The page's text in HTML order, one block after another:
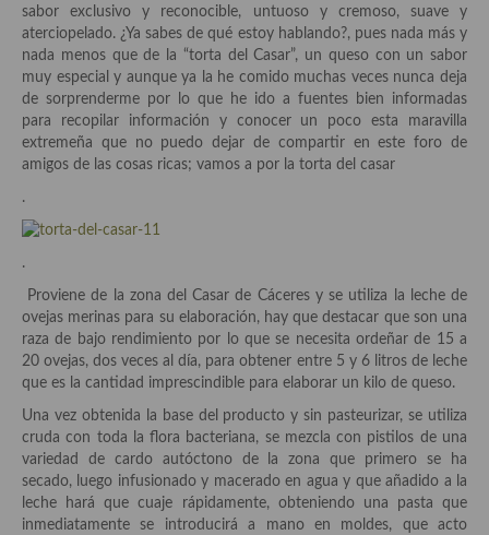
Historia de la gastronomía, platos celebres, cocineros, críticos,
historias culinarias y otras cosas
Origen y evolución de la comida
Protocolo y buenas maneras.
Ocio – restaurantes, bares, tabernas
Las opiniones de la «Cocinera»
Prensa
Recetas
Acompañamientos
Airfryer recetas
Aderezos, salsas, vinagretas, especias, hierbas aromáticas o
sabor exclusivo y reconocible, untuoso y cremoso, suave y
aterciopelado. ¿Ya sabes de qué estoy hablando?, pues nada más y
nada menos que de la “torta del Casar”, un queso con un sabor
muy especial y aunque ya la he comido muchas veces nunca deja
de sorprenderme por lo que he ido a fuentes bien informadas
para recopilar información y conocer un poco esta maravilla
extremeña que no puedo dejar de compartir en este foro de
amigos de las cosas ricas; vamos a por la torta del casar
.
.
Proviene de la zona del Casar de Cáceres y se utiliza la leche de
ovejas merinas para su elaboración, hay que destacar que son una
raza de bajo rendimiento por lo que se necesita ordeñar de 15 a
20 ovejas, dos veces al día, para obtener entre 5 y 6 litros de leche
que es la cantidad imprescindible para elaborar un kilo de queso.
Una vez obtenida la base del producto y sin pasteurizar, se utiliza
cruda con toda la flora bacteriana, se mezcla con pistilos de una
variedad de cardo autóctono de la zona que primero se ha
secado, luego infusionado y macerado en agua y que añadido a la
leche hará que cuaje rápidamente, obteniendo una pasta que
inmediatamente se introducirá a mano en moldes, que acto